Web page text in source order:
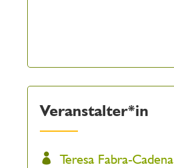
Veranstalter*in
Teresa Fabra-Cadena